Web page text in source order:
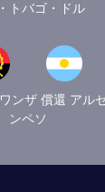
トバゴ・ドル
ンザ 償還 アル
ンペソ